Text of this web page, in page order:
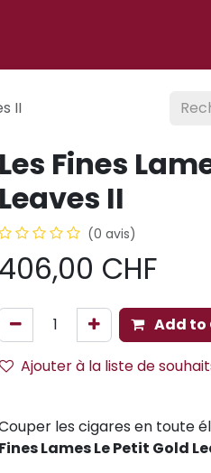
II
Les Fines
Leaves II
(0 avis)
406,00 CHF
Add to
Ajouter à la liste de
les cigares en toute
Fines Lames Le Petit Gold